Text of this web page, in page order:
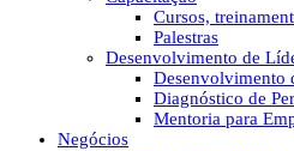
Cursos,
Palestras
Desenvolvimento de
Desenvolvimento
Diagnóstico de
Mentoria para
Negócios